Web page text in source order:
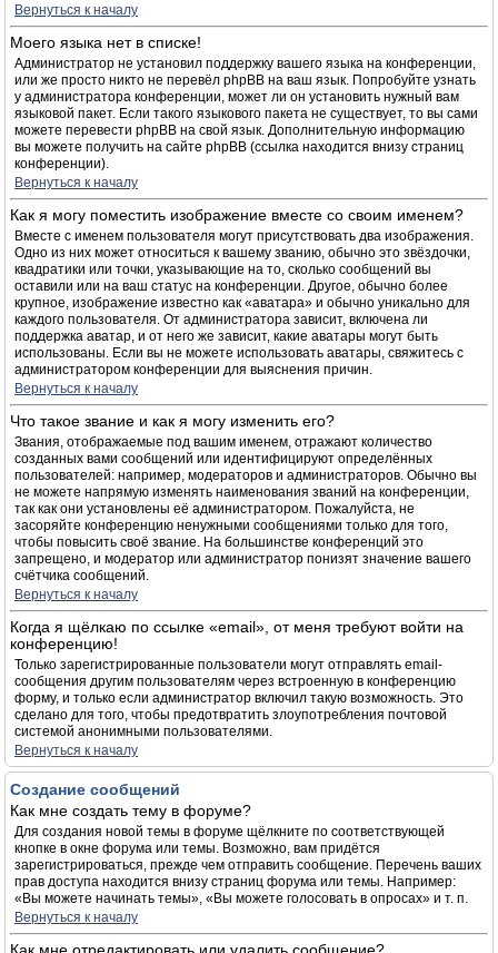
Вернуться к началу
Моего языка нет в списке!
Администратор не установил поддержку вашего языка на конференции,
или же просто никто не перевёл phpBB на ваш язык. Попробуйте узнать
у администратора конференции, может ли он установить нужный вам
языковой пакет. Если такого языкового пакета не существует, то вы сами
можете перевести phpBB на свой язык. Дополнительную информацию
вы можете получить на сайте phpBB (ссылка находится внизу страниц
конференции).
Вернуться к началу
Как я могу поместить изображение вместе со своим именем?
Вместе с именем пользователя могут присутствовать два изображения.
Одно из них может относиться к вашему званию, обычно это звёздочки,
квадратики или точки, указывающие на то, сколько сообщений вы
оставили или на ваш статус на конференции. Другое, обычно более
крупное, изображение известно как «аватара» и обычно уникально для
каждого пользователя. От администратора зависит, включена ли
поддержка аватар, и от него же зависит, какие аватары могут быть
использованы. Если вы не можете использовать аватары, свяжитесь с
администратором конференции для выяснения причин.
Вернуться к началу
Что такое звание и как я могу изменить его?
Звания, отображаемые под вашим именем, отражают количество
созданных вами сообщений или идентифицируют определённых
пользователей: например, модераторов и администраторов. Обычно вы
не можете напрямую изменять наименования званий на конференции,
так как они установлены её администратором. Пожалуйста, не
засоряйте конференцию ненужными сообщениями только для того,
чтобы повысить своё звание. На большинстве конференций это
запрещено, и модератор или администратор понизят значение вашего
счётчика сообщений.
Вернуться к началу
Когда я щёлкаю по ссылке «email», от меня требуют войти на
конференцию!
Только зарегистрированные пользователи могут отправлять email-
сообщения другим пользователям через встроенную в конференцию
форму, и только если администратор включил такую возможность. Это
сделано для того, чтобы предотвратить злоупотребления почтовой
системой анонимными пользователями.
Вернуться к началу
Создание сообщений
Как мне создать тему в форуме?
Для создания новой темы в форуме щёлкните по соответствующей
кнопке в окне форума или темы. Возможно, вам придётся
зарегистрироваться, прежде чем отправить сообщение. Перечень ваших
прав доступа находится внизу страниц форума или темы. Например:
«Вы можете начинать темы», «Вы можете голосовать в опросах» и т. п.
Вернуться к началу